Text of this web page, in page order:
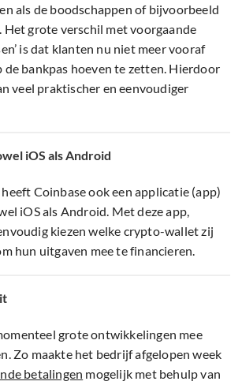
als de boodschappen of bijvoorbeeld
grote verschil met voorgaande
is dat klanten nu niet meer vooraf
bankpas hoeven te zetten. Hierdoor
veel praktischer en eenvoudiger
iOS als Android
Coinbase ook een applicatie (app)
iOS als Android. Met deze app,
kiezen welke crypto-wallet zij
hun uitgaven mee te financieren.
grote ontwikkelingen mee
Zo maakte het bedrijf afgelopen week
betalingen mogelijk met behulp van